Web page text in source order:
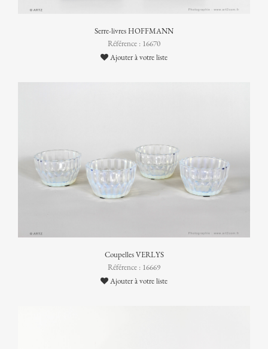
Serre-livres HOFFMANN
Référence : 16670
Ajouter à votre liste
Coupelles VERLYS
Référence : 16669
Ajouter à votre liste